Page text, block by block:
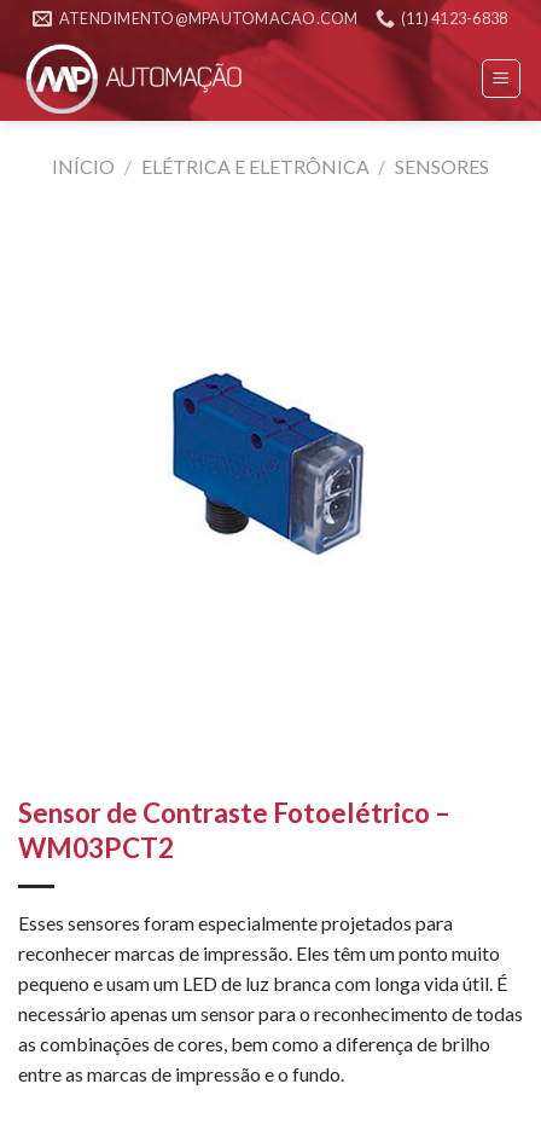
Skip
content
ATENDIMENTO@MPAUTOMACAO.COM (11) 4123-6838
INÍCIO / ELÉTRICA E ELETRÔNICA / SENSORES
Sensor de Contraste Fotoelétrico –
WM03PCT2
Esses sensores foram especialmente projetados para
reconhecer marcas de impressão. Eles têm um ponto muito
pequeno e usam um LED de luz branca com longa vida útil. É
necessário apenas um sensor para o reconhecimento de todas
as combinações de cores, bem como a diferença de brilho
entre as marcas de impressão e o fundo.